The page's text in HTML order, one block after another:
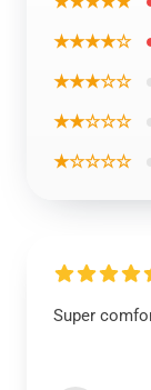
★★★★☆
★★★☆☆
★★☆☆☆
★☆☆☆☆
Super